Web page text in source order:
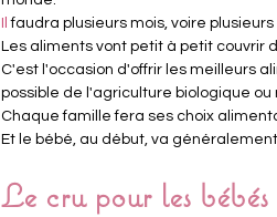
Il faudra plusieurs mois, voire
Les aliments vont petit à petit couvrir
C'est l'occasion d'offrir les meilleurs
possible de l'agriculture biologique ou
Chaque famille fera ses choix
Et le bébé, au début, va
Le cru pour les bébés